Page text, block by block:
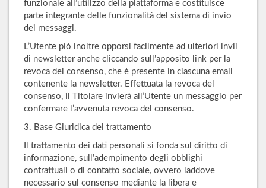
funzionale all’utilizzo della piattaforma e costituisce
parte integrante delle funzionalità del sistema di invio
dei messaggi.
L’Utente piò inoltre opporsi facilmente ad ulteriori invii
di newsletter anche cliccando sull’apposito link per la
revoca del consenso, che è presente in ciascuna email
contenente la newsletter. Effettuata la revoca del
consenso, il Titolare invierà all’Utente un messaggio per
confermare l’avvenuta revoca del consenso.
3. Base Giuridica del trattamento
Il trattamento dei dati personali si fonda sul diritto di
informazione, sull’adempimento degli obblighi
contrattuali o di contatto sociale, ovvero laddove
necessario sul consenso mediante la libera e